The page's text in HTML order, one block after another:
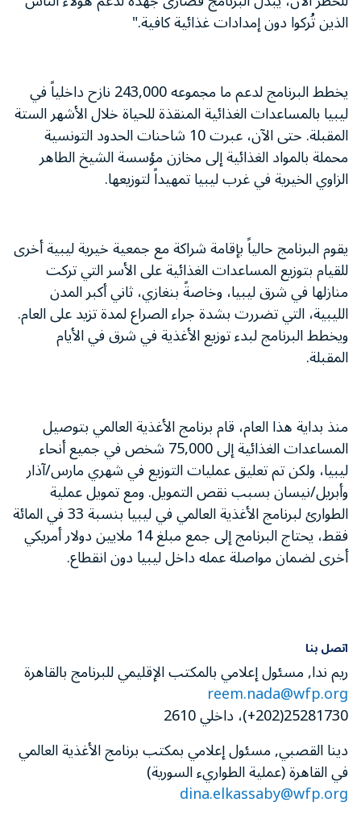
الذين تُركوا دون إمدادات غذائية كافية."
يخطط البرنامج لدعم ما مجموعه 243,000 نازح داخلياً في
ليبيا بالمساعدات الغذائية المنقذة للحياة خلال الأشهر الستة
المقبلة. حتى الآن، عبرت 10 شاحنات الحدود التونسية
محملة بالمواد الغذائية إلى مخازن مؤسسة الشيخ الطاهر
الزاوي الخيرية في غرب ليبيا تمهيداً لتوزيعها.
يقوم البرنامج حالياً بإقامة شراكة مع جمعية خيرية ليبية أخرى
للقيام بتوزيع المساعدات الغذائية على الأسر التي تركت
منازلها في شرق ليبيا، وخاصةً بنغازي، ثاني أكبر المدن
الليبية، التي تضررت بشدة جراء الصراع لمدة تزيد على العام.
ويخطط البرنامج لبدء توزيع الأغذية في شرق في الأيام
المقبلة.
منذ بداية هذا العام، قام برنامج الأغذية العالمي بتوصيل
المساعدات الغذائية إلى 75,000 شخص في جميع أنحاء
ليبيا، ولكن تم تعليق عمليات التوزيع في شهري مارس/آذار
وأبريل/نيسان بسبب نقص التمويل. ومع تمويل عملية
الطوارئ لبرنامج الأغذية العالمي في ليبيا بنسبة 33 في المائة
فقط، يحتاج البرنامج إلى جمع مبلغ 14 ملايين دولار أمريكي
أخرى لضمان مواصلة عمله داخل ليبيا دون انقطاع.
اتصل بنا
ريم ندا, مسئول إعلامي بالمكتب الإقليمي للبرنامج بالقاهرة
reem.nada@wfp.org
25281730(202+)، داخلي 2610
دينا القصبي, مسئول إعلامي بمكتب برنامج الأغذية العالمي
في القاهرة (عملية الطواريء السورية)
dina.elkassaby@wfp.org